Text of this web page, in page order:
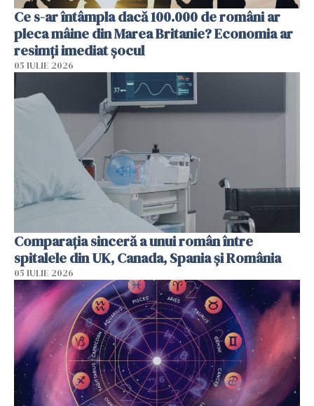
Ce s-ar întâmpla dacă 100.000 de români ar
pleca mâine din Marea Britanie? Economia ar
resimți imediat șocul
05 IULIE 2026
Comparația sinceră a unui român între
spitalele din UK, Canada, Spania și România
05 IULIE 2026